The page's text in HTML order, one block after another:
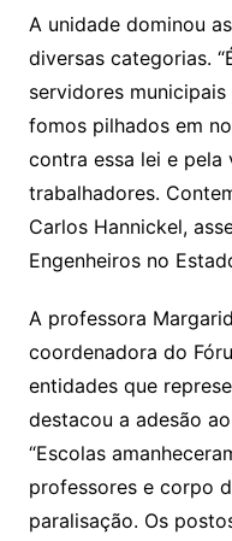
A unidade dominou
diversas categorias.
servidores
fomos pilhados em
contra essa lei e pela
trabalhadores.
Carlos Hannickel,
Engenheiros no
A professora
coordenadora do
entidades que
destacou a adesão
“Escolas
professores e corpo
paralisação. Os